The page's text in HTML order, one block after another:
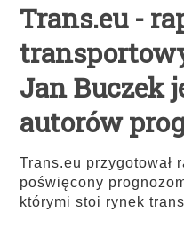
Trans.eu -
Jan Buczek
autorów
Trans.eu przygotował
poświęcony
którymi stoi rynek